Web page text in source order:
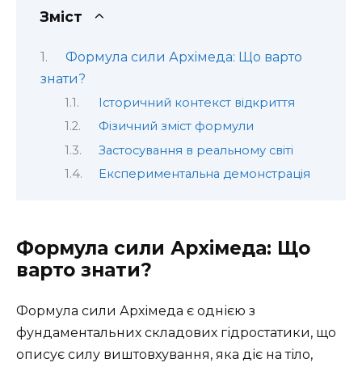
Зміст
Формула сили Архімеда: Що варто
знати?
Історичний контекст відкриття
Фізичний зміст формули
Застосування в реальному світі
Експериментальна демонстрація
Формула сили Архімеда: Що
варто знати?
Формула сили Архімеда є однією з
фундаментальних складових гідростатики, що
описує силу виштовхування, яка діє на тіло,